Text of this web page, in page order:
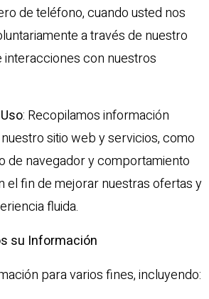
de teléfono, cuando usted nos
a través de nuestro
interacciones con nuestros
: Recopilamos información
sitio web y servicios, como
de navegador y comportamiento
el fin de mejorar nuestras ofertas y
fluida.
su Información
para varios fines, incluyendo: